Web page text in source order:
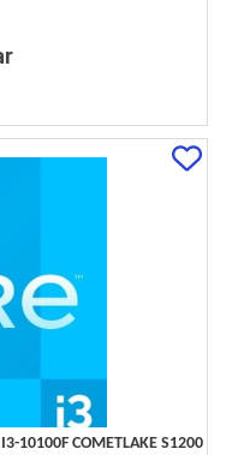
10100F COMETLAKE S1200